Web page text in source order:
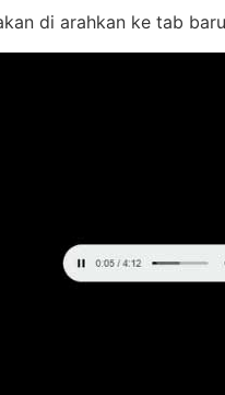
di arahkan ke tab